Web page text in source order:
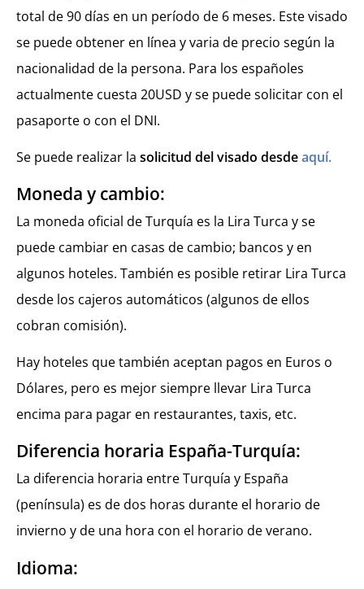
total de 90 días en un período de 6 meses. Este visado
se puede obtener en línea y varia de precio según la
nacionalidad de la persona. Para los españoles
actualmente cuesta 20USD y se puede solicitar con el
pasaporte o con el DNI.
Se puede realizar la solicitud del visado desdeaquí.
Moneda y cambio:
La moneda oficial de Turquía es la Lira Turca y se
puede cambiar en casas de cambio; bancos y en
algunos hoteles. También es posible retirar Lira Turca
desde los cajeros automáticos (algunos de ellos
cobran comisión).
Hay hoteles que también aceptan pagos en Euros o
Dólares, pero es mejor siempre llevar Lira Turca
encima para pagar en restaurantes, taxis, etc.
Diferencia horaria España-Turquía:
La diferencia horaria entre Turquía y España
(península) es de dos horas durante el horario de
invierno y de una hora con el horario de verano.
Idioma: